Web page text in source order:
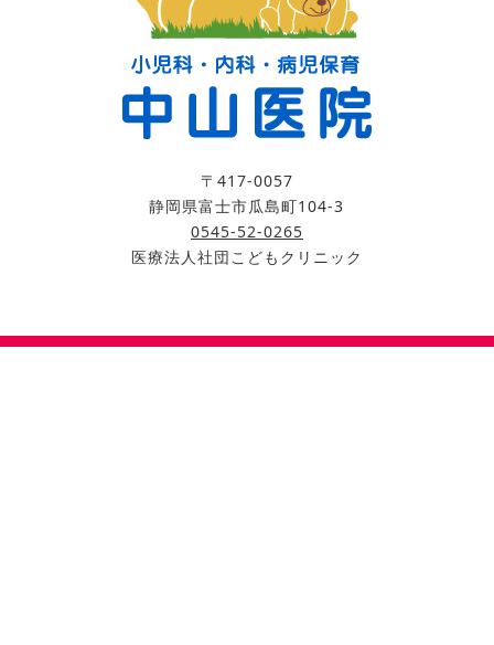
〒417-0057
静岡県富士市瓜島町104-3
0545-52-0265
医療法人社団こどもクリニック